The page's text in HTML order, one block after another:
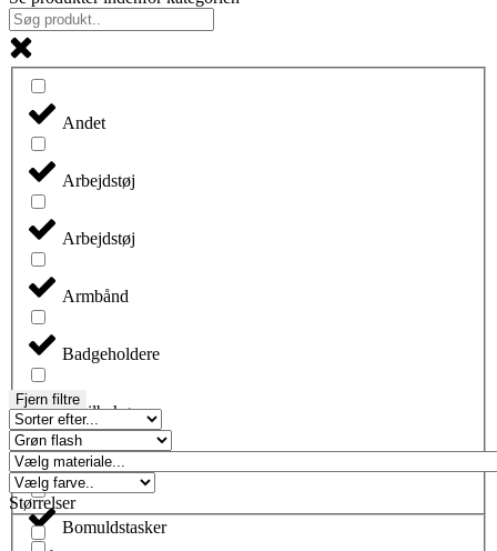
Andet
Arbejdstøj
Arbejdstøj
Armbånd
Badgeholdere
Biltilbehør
Blyanter
Bomuldstasker
Fjern filtre
Størrelser